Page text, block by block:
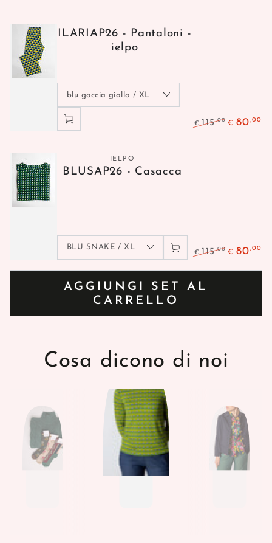
ILARIAP26 - Pantaloni -
ielpo
€ 115,00 € 80,00
Venditore:
IELPO
BLUSAP26 - Casacca
€ 115 ,00 € 80,00
AGGIUNGI SET AL
CARRELLO
Cosa dicono di noi